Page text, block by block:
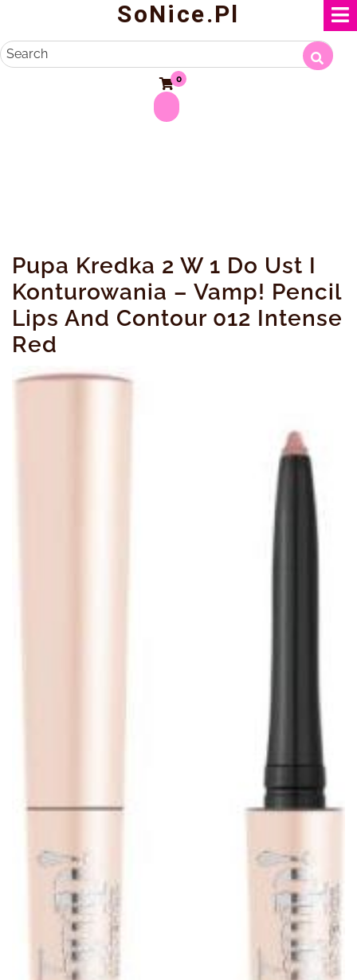
content
SoNice.pl
Search
0
Pupa Kredka 2 W 1 Do Ust I
Konturowania – Vamp! Pencil
Lips And Contour 012 Intense
Red